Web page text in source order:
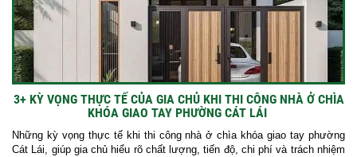
3+ KỲ VỌNG THỰC TẾ CỦA GIA CHỦ KHI THI CÔNG NHÀ Ở CHÌA
KHÓA GIAO TAY PHƯỜNG CÁT LÁI
Những kỳ vọng thực tế khi thi công nhà ở chìa khóa giao tay phường
Cát Lái, giúp gia chủ hiểu rõ chất lượng, tiến độ, chi phí và trách nhiệm